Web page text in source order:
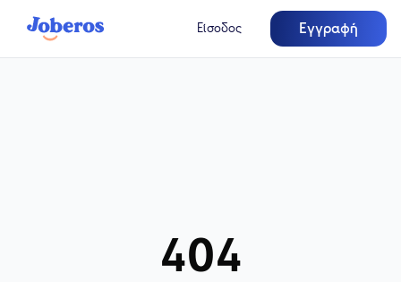
Είσοδος Εγγραφή
404